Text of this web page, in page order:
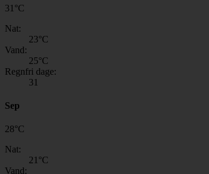
31 °C
Nat:
23°C
Vand:
25°C
Regnfri dage:
31
Sep
28°C
Nat:
21 °C
Vand: